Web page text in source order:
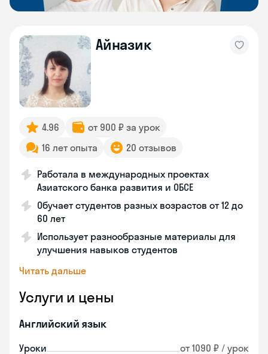
Айназик
4.96
от 900 ₽ за урок
16 лет опыта
20 отзывов
Работала в международных проектах
Азиатского банка развития и ОБСЕ
Обучает студентов разных возрастов от 12 до
60 лет
Использует разнообразные материалы для
улучшения навыков студентов
Читать дальше
Услуги и цены
Английский язык
Уроки от 1090 ₽ / урок